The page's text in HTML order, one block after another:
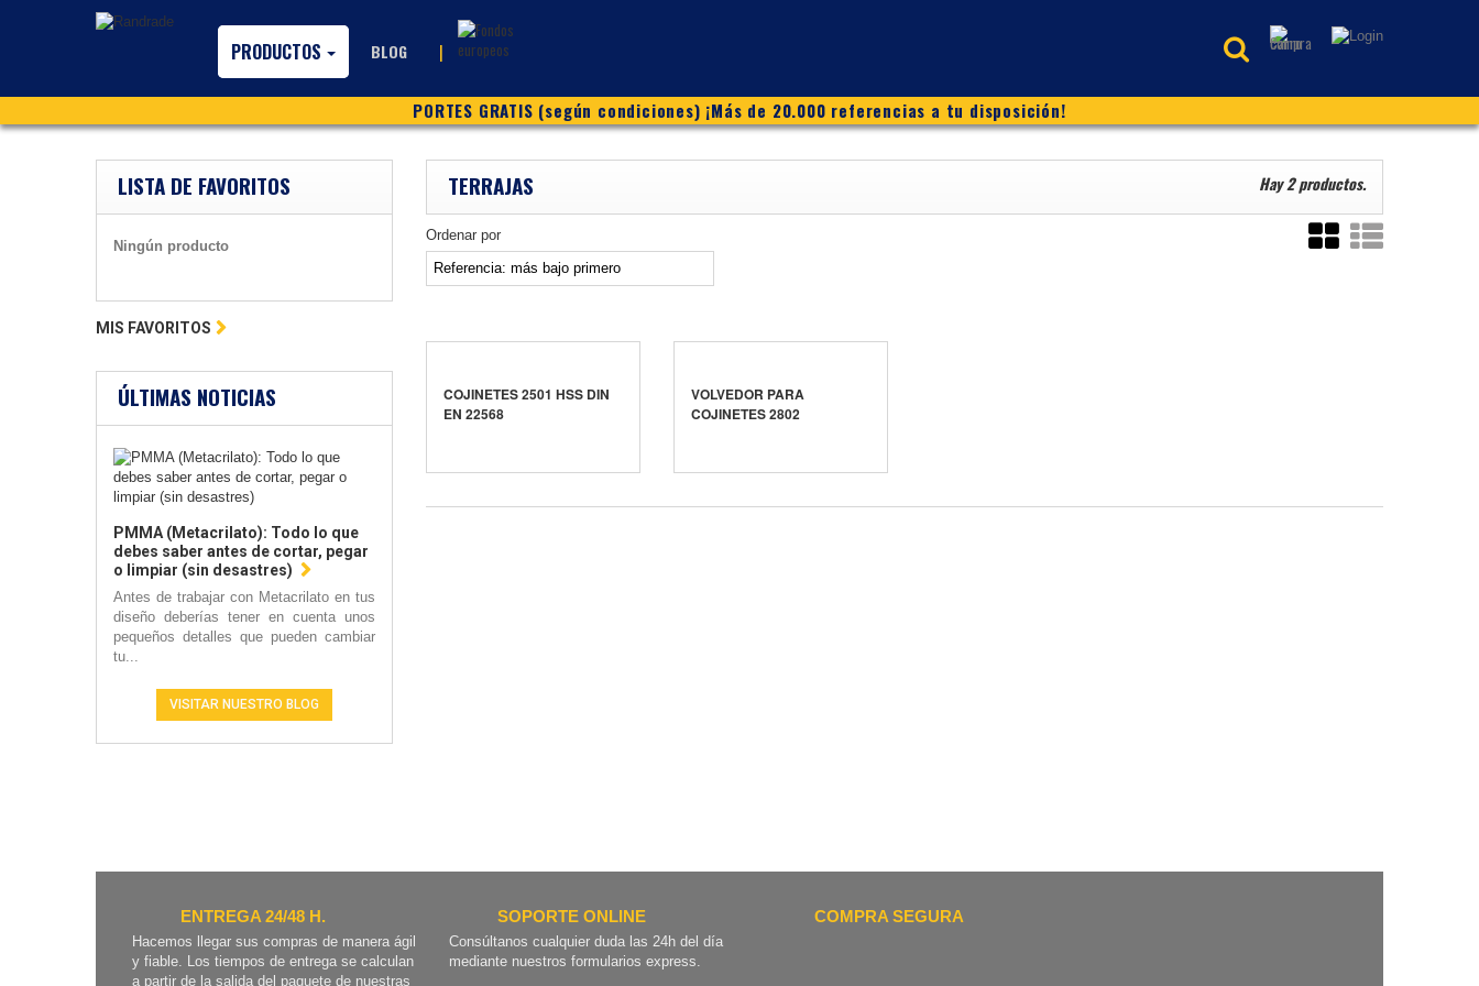
PRODUCTOS BLOG |
PORTES GRATIS (según condiciones) ¡Más de 20.000 referencias a tu disposición!
LISTA DE FAVORITOS
Ningún producto
MIS FAVORITOS
ÚLTIMAS NOTICIAS
PMMA (Metacrilato): Todo lo que
debes saber antes de cortar, pegar
o limpiar (sin desastres)
Antes de trabajar con Metacrilato en tus
diseño deberías tener en cuenta unos
pequeños detalles que pueden cambiar
tu...
VISITAR NUESTRO BLOG
TERRAJAS Hay 2 productos.
Ordenar por
COJINETES 2501 HSS DIN
EN 22568
VOLVEDOR PARA
COJINETES 2802
ENTREGA 24/48 H.
Hacemos llegar sus compras de manera ágil
y fiable. Los tiempos de entrega se calculan
a partir de la salida del paquete de nuestras
SOPORTE ONLINE
Consúltanos cualquier duda las 24h del día
mediante nuestros formularios express.
COMPRA SEGURA